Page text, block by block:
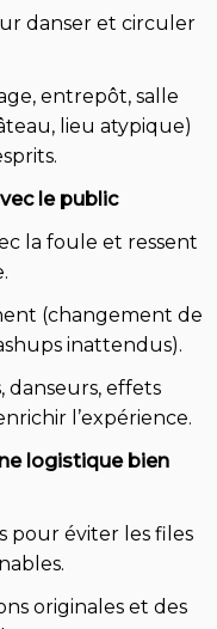
danser et circuler
entrepôt, salle
lieu atypique)
le public
la foule et ressent
(changement de
inattendus).
danseurs, effets
l’expérience.
logistique bien
pour éviter les files
originales et des